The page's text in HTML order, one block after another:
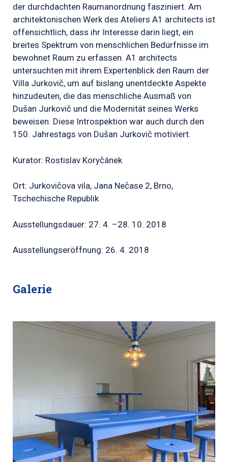
der durchdachten Raumanordnung fasziniert. Am
architektonischen Werk des Ateliers A1 architects ist
offensichtlich, dass ihr Interesse darin liegt, ein
breites Spektrum von menschlichen Bedürfnisse im
bewohnet Raum zu erfassen. A1 architects
untersuchten mit ihrem Expertenblick den Raum der
Villa Jurkovič, um auf bislang unentdeckte Aspekte
hinzudeuten, die das menschliche Ausmaß von
Dušan Jurkovič und die Modernität seines Werks
beweisen. Diese Introspektion war auch durch den
150. Jahrestags von Dušan Jurkovič motiviert.
Kurator: Rostislav Koryčánek
Ort: Jurkovičova vila, Jana Nečase 2, Brno,
Tschechische Republik
Ausstellungsdauer: 27. 4. –28. 10. 2018
Ausstellungseröffnung: 26. 4. 2018
Galerie